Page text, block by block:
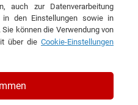
& Co. KG
auch zur Datenverarbeitung
den Einstellungen sowie in
Sie können die Verwendung von
über die Cookie-Einstellungen